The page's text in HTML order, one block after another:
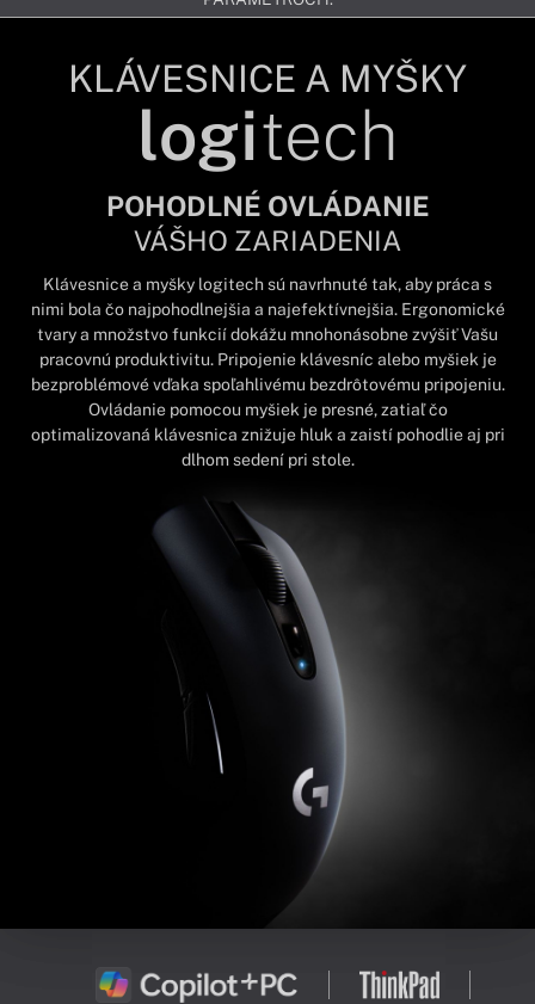
KLÁVESNICE A MYŠKY
logitech
POHODLNÉ OVLÁDANIE
VÁŠHO ZARIADENIA
Klávesnice a myšky logitech sú navrhnuté tak, aby práca s
nimi bola čo najpohodlnejšia a najefektívnejšia. Ergonomické
tvary a množstvo funkcií dokážu mnohonásobne zvýšiť Vašu
pracovnú produktivitu. Pripojenie klávesníc alebo myšiek je
bezproblémové vďaka spoľahlivému bezdrôtovému pripojeniu.
Ovládanie pomocou myšiek je presné, zatiaľ čo
optimalizovaná klávesnica znižuje hluk a zaistí pohodlie aj pri
dlhom sedení pri stole.